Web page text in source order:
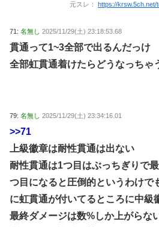
元スレ： https://krsw.5ch.net/
71: 名無し 2025/11/29(土) 23:18:53.68
貫通って1~3全部で出るんだっけ
全部虹貫通着けたらどうなっちゃ
79: 名無し 2025/11/29(土) 23:34:16.01
>>71
上級徽章は耐性貫通は出ない
耐性貫通は1つ目はぶっちぎりで
つ目になると圧倒的というわけで
に虹貫通が付いてるところに中級
最終ダメージは数%しか上がらな